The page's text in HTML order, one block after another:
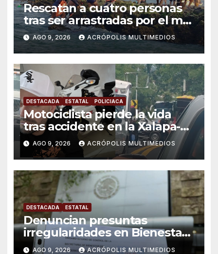
Rescatan a cuatro personas
tras ser arrastradas por el mar
en Chachalacas
AGO 9, 2026 ACRÓPOLIS MULTIMEDIOS
DESTACADA ESTATAL POLICIACA
Motociclista pierde la vida
tras accidente en la Xalapa-
Veracruz
AGO 9, 2026 ACRÓPOLIS MULTIMEDIOS
DESTACADA ESTATAL
Denuncian presuntas
irregularidades en Bienestar
de Coatepec
AGO 9, 2026 ACRÓPOLIS MULTIMEDIOS